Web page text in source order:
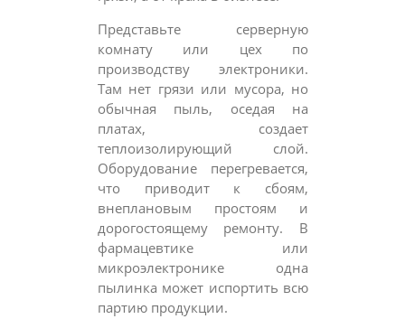
Представьте серверную
комнату или цех по
производству электроники.
Там нет грязи или мусора, но
обычная пыль, оседая на
платах, создает
теплоизолирующий слой.
Оборудование перегревается,
что приводит к сбоям,
внеплановым простоям и
дорогостоящему ремонту. В
фармацевтике или
микроэлектронике одна
пылинка может испортить всю
партию продукции.